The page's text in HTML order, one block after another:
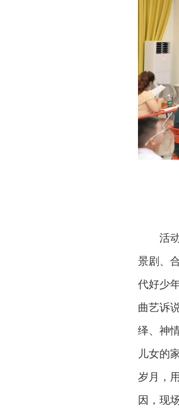
活
景剧、
代好少
曲艺诉
绎、神
儿女的
岁月，
因，现